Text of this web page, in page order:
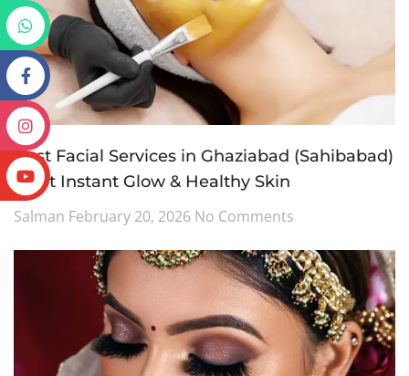
Best Facial Services in Ghaziabad (Sahibabad)
– Get Instant Glow & Healthy Skin
Salman February 20, 2026 No Comments